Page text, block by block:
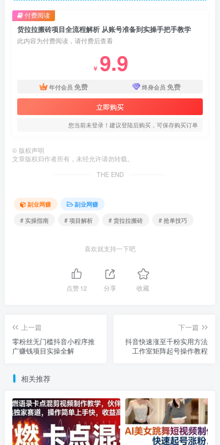
货拉拉搬砖项目全流程解析 从账号准备到实操手把手教学
此内容为付费阅读，请付费后查看
￥ 9.9
年付会员 免费 终身会员 免费
立即购买
您当前未登录！建议登陆后购买，可保存购买订单
付费阅读
© 版权声明
文章版权归作者所有，未经允许请勿转载。
THE END
副业网赚
副业网赚
# 实操指南
# 项目解析 # 货拉拉搬砖 # 抢单技巧
喜欢就支持一下吧
点赞12 分享 收藏
上一篇
零粉丝无门槛抖音小程序推
广赚钱项目实操全解
下一篇
抖音快速涨至千粉实用方法
工作室矩阵起号操作教程
相关推荐